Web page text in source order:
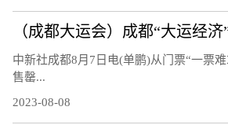
中新社成都8月7日电(单鹏)从门票“一票
售罄...
2023-08-08